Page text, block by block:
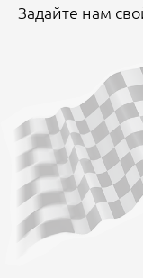
Задайте нам